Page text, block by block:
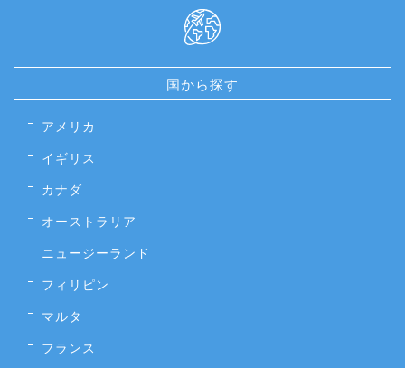
国から探す
アメリカ
イギリス
カナダ
オーストラリア
ニュージーランド
フィリピン
マルタ
フランス